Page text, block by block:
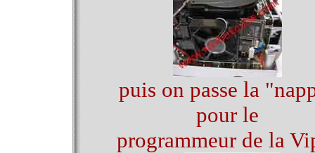
puis on passe la
pour le
programmeur de la